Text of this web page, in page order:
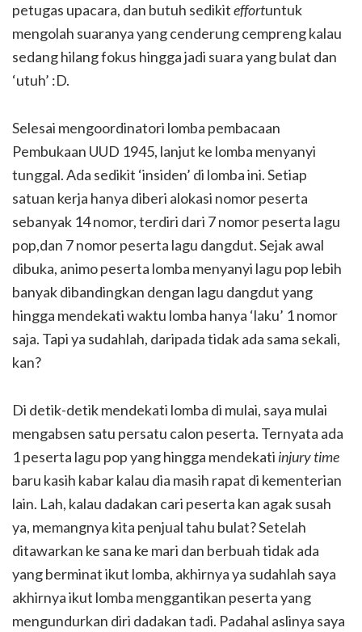
petugas upacara, dan butuh sedikiteffortuntuk
mengolah suaranya yang cenderung cempreng kalau
sedang hilang fokus hingga jadi suara yang bulat dan
‘utuh’ :D.
Selesai mengoordinatori lomba pembacaan
Pembukaan UUD 1945, lanjut ke lomba menyanyi
tunggal. Ada sedikit ‘insiden’ di lomba ini. Setiap
satuan kerja hanya diberi alokasi nomor peserta
sebanyak 14 nomor, terdiri dari 7 nomor peserta lagu
pop,dan 7 nomor peserta lagu dangdut. Sejak awal
dibuka, animo peserta lomba menyanyi lagu pop lebih
banyak dibandingkan dengan lagu dangdut yang
hingga mendekati waktu lomba hanya ‘laku’ 1 nomor
saja. Tapi ya sudahlah, daripada tidak ada sama sekali,
kan?
Di detik-detik mendekati lomba di mulai, saya mulai
mengabsen satu persatu calon peserta. Ternyata ada
1 peserta lagu pop yang hingga mendekati injury time
baru kasih kabar kalau dia masih rapat di kementerian
lain. Lah, kalau dadakan cari peserta kan agak susah
ya, memangnya kita penjual tahu bulat? Setelah
ditawarkan ke sana ke mari dan berbuah tidak ada
yang berminat ikut lomba, akhirnya ya sudahlah saya
akhirnya ikut lomba menggantikan peserta yang
mengundurkan diri dadakan tadi. Padahal aslinya saya